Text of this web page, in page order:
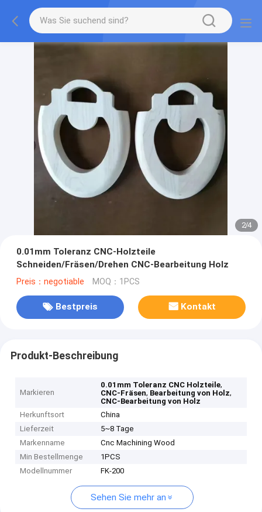
2/4
0.01mm Toleranz CNC-Holzteile
Schneiden/Fräsen/Drehen CNC-Bearbeitung Holz
Preis：negotiable MOQ：1PCS
Bestpreis Kontakt
Produkt-Beschreibung
Markieren
0.01mm Toleranz CNC Holzteile,
CNC-Fräsen, Bearbeitung von Holz,
CNC-Bearbeitung von Holz
Herkunftsort
China
Lieferzeit
5~8 Tage
Markenname
Cnc Machining Wood
Min Bestellmenge
1PCS
Modellnummer
FK-200
Sehen Sie mehr an